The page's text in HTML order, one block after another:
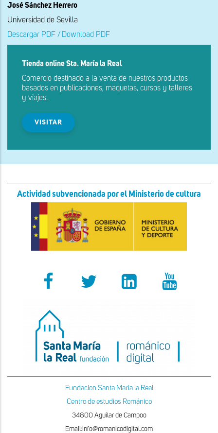
José Sánchez Herrero
Universidad de Sevilla
Descargar PDF / Download PDF
Tienda online Sta. María la Real
Comercio destinado a la venta de nuestros productos
basados en publicaciones, maquetas, cursos y talleres
y viajes.
VISITAR
Actividad subvencionada por el Ministerio de cultura
Fundacion Santa Maria la Real
Centro de estudios Románico
34800 Aguilar de Campoo
Email:info@romanicodigital.com